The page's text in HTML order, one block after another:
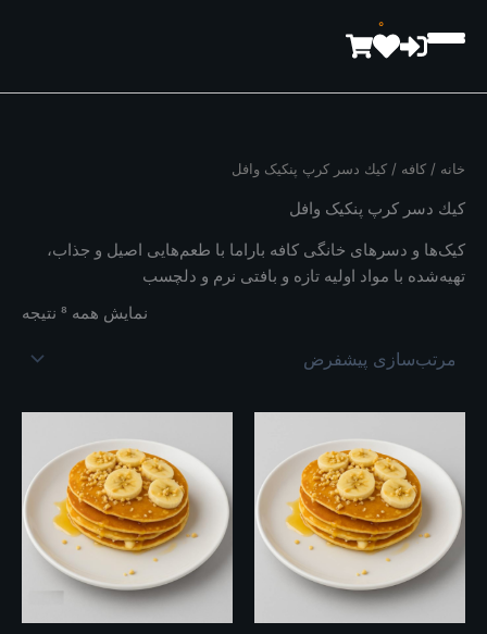
0
خانه / کافه / كيك دسر کرپ پنکیک وافل
كيك دسر کرپ پنکیک وافل
کیک‌ها و دسرهای خانگی کافه باراما با طعم‌هایی اصیل و جذاب،
تهیه‌شده با مواد اولیه تازه و بافتی نرم و دلچسب
نمایش همه 8 نتیجه